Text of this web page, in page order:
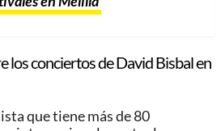
los conciertos de David Bisbal en
que tiene más de 80